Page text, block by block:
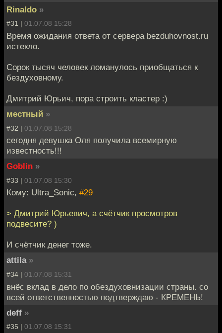
Rinaldo »
#31 | 01.07.08 15:28
Время ожидания ответа от сервера bezduhovnost.ru
истекло.
Сорок тысяч человек ломанулось приобщаться к
бездуховному.
Дмитрий Юрьич, пора строить кластер :)
местный »
#32 | 01.07.08 15:28
сегодня девушка Оля получила всемирную
известность!!!
Goblin »
#33 | 01.07.08 15:30
Кому: Ultra_Sonic, #29
> Дмитрий Юрьевич, а счётчик просмотров
подвесите? )
И счётчик денег тоже.
attila »
#34 | 01.07.08 15:31
внёс вклад в дело по обездуховнизации страны. со
всей ответственностью подтверждаю - КРЕМЕНЬ!
deff »
#35 | 01.07.08 15:31